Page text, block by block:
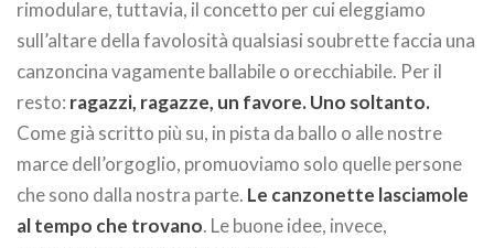
rimodulare, tuttavia, il concetto per cui eleggiamo
sull’altare della favolosità qualsiasi soubrette faccia una
canzoncina vagamente ballabile o orecchiabile. Per il
resto: ragazzi, ragazze, un favore. Uno soltanto.
Come già scritto più su, in pista da ballo o alle nostre
marce dell’orgoglio, promuoviamo solo quelle persone
che sono dalla nostra parte. Le canzonette lasciamole
al tempo che trovano. Le buone idee, invece,